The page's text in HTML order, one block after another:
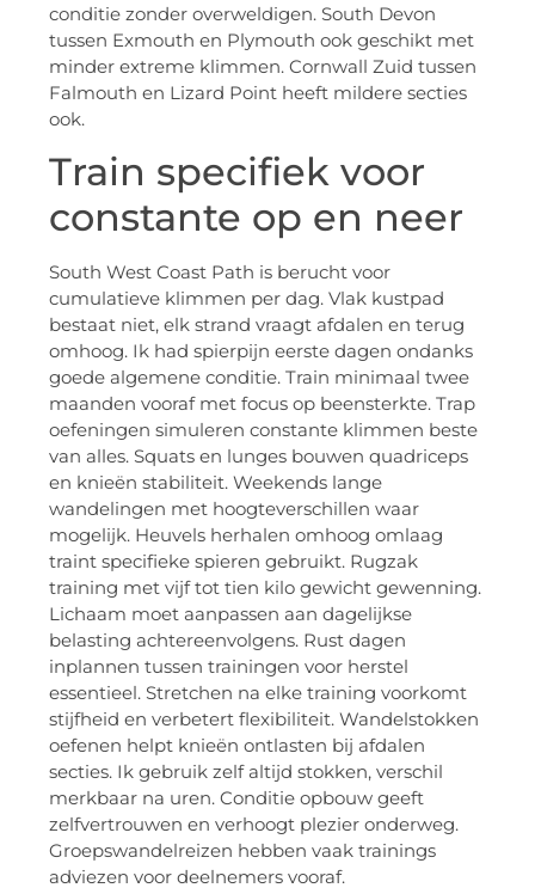
conditie zonder overweldigen. South Devon
tussen Exmouth en Plymouth ook geschikt met
minder extreme klimmen. Cornwall Zuid tussen
Falmouth en Lizard Point heeft mildere secties
ook.
Train specifiek voor
constante op en neer
South West Coast Path is berucht voor
cumulatieve klimmen per dag. Vlak kustpad
bestaat niet, elk strand vraagt afdalen en terug
omhoog. Ik had spierpijn eerste dagen ondanks
goede algemene conditie. Train minimaal twee
maanden vooraf met focus op beensterkte. Trap
oefeningen simuleren constante klimmen beste
van alles. Squats en lunges bouwen quadriceps
en knieën stabiliteit. Weekends lange
wandelingen met hoogteverschillen waar
mogelijk. Heuvels herhalen omhoog omlaag
traint specifieke spieren gebruikt. Rugzak
training met vijf tot tien kilo gewicht gewenning.
Lichaam moet aanpassen aan dagelijkse
belasting achtereenvolgens. Rust dagen
inplannen tussen trainingen voor herstel
essentieel. Stretchen na elke training voorkomt
stijfheid en verbetert flexibiliteit. Wandelstokken
oefenen helpt knieën ontlasten bij afdalen
secties. Ik gebruik zelf altijd stokken, verschil
merkbaar na uren. Conditie opbouw geeft
zelfvertrouwen en verhoogt plezier onderweg.
Groepswandelreizen hebben vaak trainings
adviezen voor deelnemers vooraf.